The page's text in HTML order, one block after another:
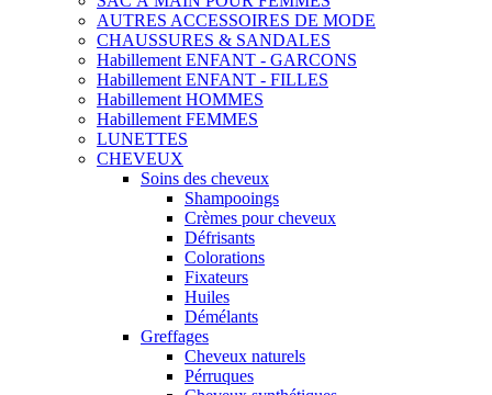
AUTRES ACCESSOIRES DE MODE
CHAUSSURES & SANDALES
Habillement ENFANT - GARCONS
Habillement ENFANT - FILLES
Habillement HOMMES
Habillement FEMMES
LUNETTES
CHEVEUX
Soins des cheveux
Shampooings
Crèmes pour cheveux
Défrisants
Colorations
Fixateurs
Huiles
Démélants
Greffages
Cheveux naturels
Pérruques